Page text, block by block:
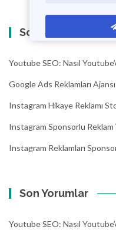
Son Yazılar
Youtube SEO: Nasıl
Google Ads Reklamları
Instagram Hikaye Reklamı
Instagram Sponsorlu
Instagram Reklamları
Son Yorumlar
Youtube SEO: Nasıl